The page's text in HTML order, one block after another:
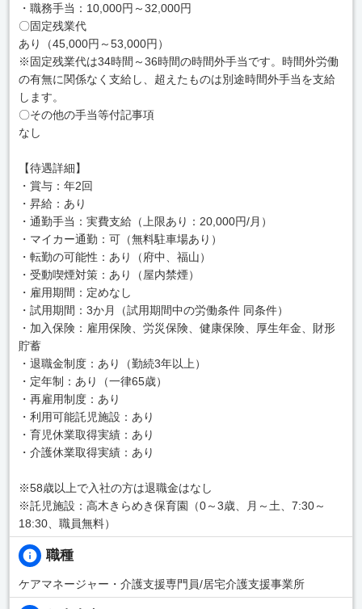
・職務手当：10,000円～32,000円
〇固定残業代
あり（45,000円～53,000円）
※固定残業代は34時間～36時間の時間外手当です。時間外労働
の有無に関係なく支給し、超えたものは別途時間外手当を支給
します。
〇その他の手当等付記事項
なし
【待遇詳細】
・賞与：年2回
・昇給：あり
・通勤手当：実費支給（上限あり：20,000円/月）
・マイカー通勤：可（無料駐車場あり）
・転勤の可能性：あり（府中、福山）
・受動喫煙対策：あり（屋内禁煙）
・雇用期間：定めなし
・試用期間：3か月（試用期間中の労働条件 同条件）
・加入保険：雇用保険、労災保険、健康保険、厚生年金、財形
貯蓄
・退職金制度：あり（勤続3年以上）
・定年制：あり（一律65歳）
・再雇用制度：あり
・利用可能託児施設：あり
・育児休業取得実績：あり
・介護休業取得実績：あり
※58歳以上で入社の方は退職金はなし
※託児施設：高木きらめき保育園（0～3歳、月～土、7:30～
18:30、職員無料）
職種
ケアマネージャー・介護支援専門員/居宅介護支援事業所